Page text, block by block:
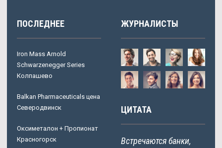
ПОСЛЕДНЕЕ
Iron Mass Arnold
Schwarzenegger Series
Колпашево
Balkan Pharmaceuticals цена
Северодвинск
Оксиметалон + Пропионат
Красногорск
ЖУРНАЛИСТЫ
ЦИТАТА
Встречаются банки,